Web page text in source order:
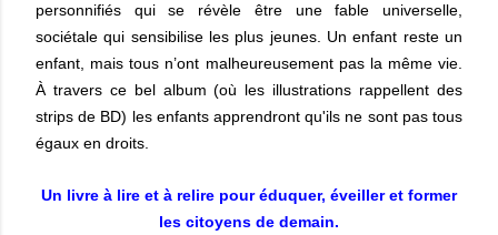
personnifiés qui se révèle être une fable universelle,
sociétale qui sensibilise les plus jeunes. Un enfant reste un
enfant, mais tous n’ont malheureusement pas la même vie.
À travers ce bel album (où les illustrations rappellent des
strips de BD) les enfants apprendront qu'ils ne sont pas tous
égaux en droits.
Un livre à lire et à relire pour éduquer, éveiller et former
les citoyens de demain.